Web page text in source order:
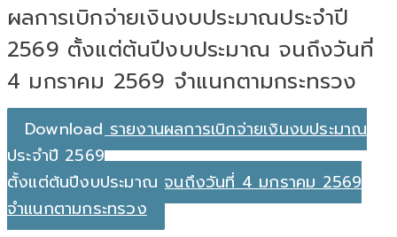
ผลการเบิกจ่ายเงินงบประมาณประจำปี
2569 ตั้งแต่ต้นปีงบประมาณ จนถึงวันที่
4 มกราคม 2569 จำแนกตามกระทรวง
Download รายงานผลการเบิกจ่ายเงินงบประมาณ
ประจำปี 2569
ตั้งแต่ต้นปีงบประมาณ จนถึงวันที่ 4 มกราคม 2569
จำแนกตามกระทรวง